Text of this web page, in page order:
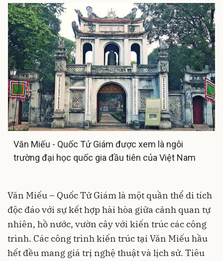
Văn Miếu - Quốc Tử Giám được xem là ngôi
trường đại học quốc gia đầu tiên của Việt Nam
Văn Miếu – Quốc Tử Giám là một quần thể di tích
độc đáo với sự kết hợp hài hòa giữa cảnh quan tự
nhiên, hồ nước, vườn cây với kiến trúc các công
trình. Các công trình kiến trúc tại Văn Miếu hầu
hết đều mang giá trị nghệ thuật và lịch sử. Tiêu